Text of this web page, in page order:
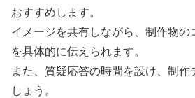
おすすめします。
イメージを共有しながら、制作物
を具体的に伝えられます。
また、質疑応答の時間を設け、制作
しょう。